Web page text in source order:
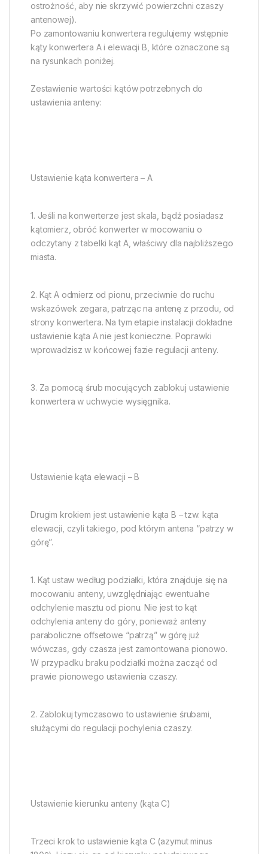
ostrożność, aby nie skrzywić powierzchni czaszy
antenowej).
Po zamontowaniu konwertera regulujemy wstępnie
kąty konwertera A i elewacji B, które oznaczone są
na rysunkach poniżej.
Zestawienie wartości kątów potrzebnych do
ustawienia anteny:
Ustawienie kąta konwertera – A
1. Jeśli na konwerterze jest skala, bądź posiadasz
kątomierz, obróć konwerter w mocowaniu o
odczytany z tabelki kąt A, właściwy dla najbliższego
miasta.
2. Kąt A odmierz od pionu, przeciwnie do ruchu
wskazówek zegara, patrząc na antenę z przodu, od
strony konwertera. Na tym etapie instalacji dokładne
ustawienie kąta A nie jest konieczne. Poprawki
wprowadzisz w końcowej fazie regulacji anteny.
3. Za pomocą śrub mocujących zablokuj ustawienie
konwertera w uchwycie wysięgnika.
Ustawienie kąta elewacji – B
Drugim krokiem jest ustawienie kąta B – tzw. kąta
elewacji, czyli takiego, pod którym antena “patrzy w
górę”.
1. Kąt ustaw według podziałki, która znajduje się na
mocowaniu anteny, uwzględniając ewentualne
odchylenie masztu od pionu. Nie jest to kąt
odchylenia anteny do góry, ponieważ anteny
paraboliczne offsetowe “patrzą” w górę już
wówczas, gdy czasza jest zamontowana pionowo.
W przypadku braku podziałki można zacząć od
prawie pionowego ustawienia czaszy.
2. Zablokuj tymczasowo to ustawienie śrubami,
służącymi do regulacji pochylenia czaszy.
Ustawienie kierunku anteny (kąta C)
Trzeci krok to ustawienie kąta C (azymut minus